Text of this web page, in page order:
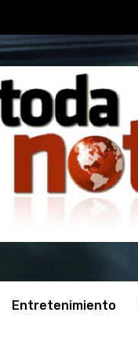
Entretenimiento